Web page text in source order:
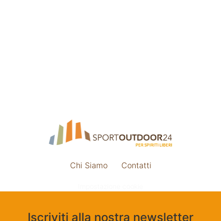
Chi Siamo Contatti
Iscriviti alla nostra newsletter